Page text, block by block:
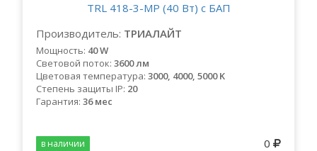
TRL 418-3-MP (40 Вт) с БАП
Производитель: ТРИАЛАЙТ
Мощность: 40 W
Световой поток: 3600 лм
Цветовая температура: 3000, 4000, 5000 K
Степень защиты IP: 20
Гарантия: 36 мес
0
в наличии